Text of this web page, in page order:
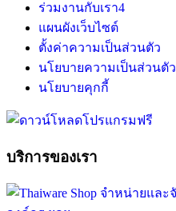
ร่วมงานกับเรา4
แผนผังเว็บไซต์
ตั้งค่าความเป็นส่วนตัว
นโยบายความเป็นส่วนตัว
นโยบายคุกกี้
บริการของเรา